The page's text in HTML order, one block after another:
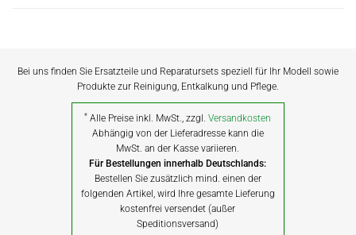
Bei uns finden Sie Ersatzteile und Reparatursets speziell für Ihr Modell sowie
Produkte zur Reinigung, Entkalkung und Pflege.
* Alle Preise inkl. MwSt., zzgl.Versandkosten
Abhängig von der Lieferadresse kann die
MwSt. an der Kasse variieren.
Für Bestellungen innerhalb Deutschlands:
Bestellen Sie zusätzlich mind. einen der
folgenden Artikel, wird Ihre gesamte Lieferung
kostenfrei versendet (außer
Speditionsversand)